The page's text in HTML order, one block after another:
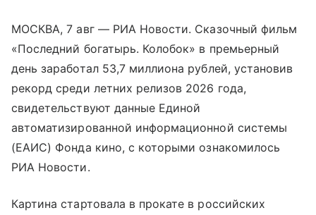
МОСКВА, 7 авг — РИА Новости. Сказочный фильм
«Последний богатырь. Колобок» в премьерный
день заработал 53,7 миллиона рублей, установив
рекорд среди летних релизов 2026 года,
свидетельствуют данные Единой
автоматизированной информационной системы
(ЕАИС) Фонда кино, с которыми ознакомилось
РИА Новости.
Картина стартовала в прокате в российских